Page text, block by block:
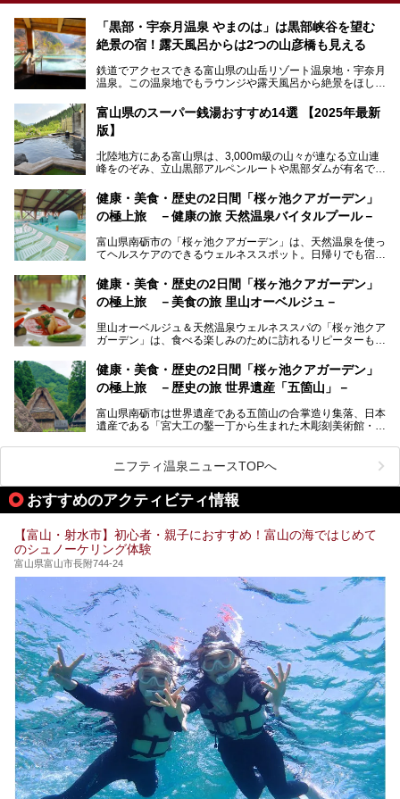
「黒部・宇奈月温泉 やまのは」は黒部峡谷を望む
絶景の宿！露天風呂からは2つの山彦橋も見える
鉄道でアクセスできる富山県の山岳リゾート温泉地・宇奈月
温泉。この温泉地でもラウンジや露天風呂から絶景をほしい
の「黒部・宇奈月温泉 やまのは」。
自慢の眺望、温泉、居心地の良い客室、ビュッフェ式の食事
ます。日常から少し離れて、山懐で自然に癒されたいと思う
方にぴったりの温泉です。冬なら雪景色も絵になりますよ。
───
提供元：オリックス・ホテルマネジメント株式会社【PR】
この記事は黒部・宇奈月温泉 やまのはのPR記事です。
富山県のスーパー銭湯おすすめ14選 【2025年最新
版】
北陸地方にある富山県は、3,000m級の山々が連なる立山連
峰をのぞみ、立山黒部アルペンルートや黒部ダムが有名で
の（新鮮な）海の幸も見逃せません！
北陸新幹線が開業し、実は東京からも2時間ほどでアクセス
のいい天然温泉が豊富で、すぐにでも出かけたくなる施設が
満載ですよ。
健康・美食・歴史の2日間「桜ヶ池クアガーデン」
の極上旅 －健康の旅 天然温泉バイタルプール－
富山県南砺市の「桜ヶ池クアガーデン」は、天然温泉を使っ
てヘルスケアのできるウェルネススポット。日帰りでも宿泊
るので、ゆったり楽しみながら美しく健康に。
そんな「桜ヶ池クアガーデン」の天然温泉バイタルプールと
ートしたいと思います。
健康・美食・歴史の2日間「桜ヶ池クアガーデン」
の極上旅 －美食の旅 里山オーベルジュ－
里山オーベルジュ＆天然温泉ウェルネススパの「桜ヶ池クア
ガーデン」は、食べる楽しみのために訪れるリピーターも多
月、水はフレンチ、火、木は和食、土日はその両方がランチ
とディナーで味わえます。オリジナルのスイーツも評判で
す。
そんな「桜ヶ池クアガーデン」に宿泊して、食を満喫してき
たのでじっくりご紹介します！
健康・美食・歴史の2日間「桜ヶ池クアガーデン」
の極上旅 －歴史の旅 世界遺産「五箇山」－
富山県南砺市は世界遺産である五箇山の合掌造り集落、日本
遺産である「宮大工の鑿一丁から生まれた木彫刻美術館・井
小京都・城端と、とても魅力的な観光スポットがたくさんあ
ります。
城端の郊外に建つ里山オーベルジュ＆温泉ウェルネススパ
「桜ヶ池クアガーデン」に泊まって、歴史の旅にお出かけし
てみませんか？
ニフティ温泉ニュースTOPへ
おすすめのアクティビティ情報
【富山・射水市】初心者・親子におすすめ！富山の海ではじめて
のシュノーケリング体験
富山県富山市長附744-24